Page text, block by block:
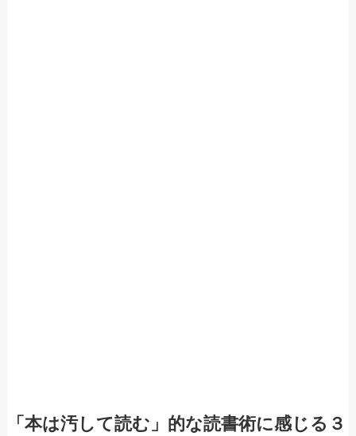
「本は汚して読む」的な読書術に感じる３